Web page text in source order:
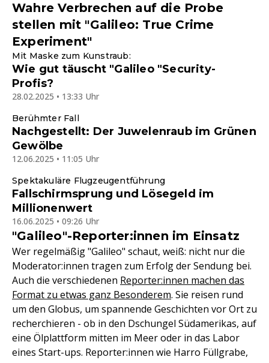
Wahre Verbrechen auf die Probe
stellen mit "Galileo: True Crime
Experiment"
Mit Maske zum Kunstraub:
Wie gut täuscht "Galileo "Security-
Profis?
28.02.2025 • 13:33 Uhr
Berühmter Fall
Nachgestellt: Der Juwelenraub im Grünen
Gewölbe
12.06.2025 • 11:05 Uhr
Spektakuläre Flugzeugentführung
Fallschirmsprung und Lösegeld im
Millionenwert
16.06.2025 • 09:26 Uhr
"Galileo"-Reporter:innen im Einsatz
Wer regelmäßig "Galileo" schaut, weiß: nicht nur die
Moderator:innen tragen zum Erfolg der Sendung bei.
Auch die verschiedenen Reporter:innen machen das
Format zu etwas ganz Besonderem. Sie reisen rund
um den Globus, um spannende Geschichten vor Ort zu
recherchieren - ob in den Dschungel Südamerikas, auf
eine Ölplattform mitten im Meer oder in das Labor
eines Start-ups. Reporter:innen wie Harro Füllgrabe,